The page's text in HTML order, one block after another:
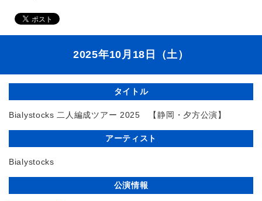
2025年10月18日（土）
タイトル
Bialystocks 二人編成ツアー 2025 【静岡・夕方公演】
アーティスト
Bialystocks
公演情報